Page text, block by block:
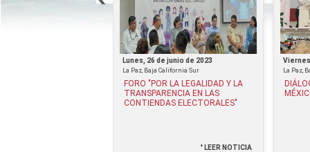
Lunes, 26 de junio de 2023
La Paz, Baja California Sur
FORO "POR LA LEGALIDAD Y LA
TRANSPARENCIA EN LAS
CONTIENDAS ELECTORALES"
° LEER NOTICIA
La Paz,